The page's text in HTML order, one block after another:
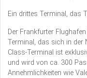
Ein drittes Terminal, das
Der Frankfurter
Terminal, das sich in der
Class-Terminal ist
und wird von ca. 300
Annehmlichkeiten wie